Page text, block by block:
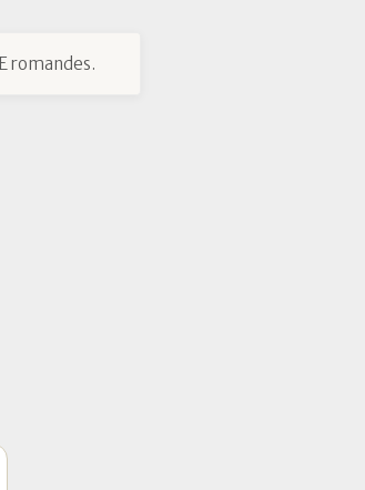
romandes.